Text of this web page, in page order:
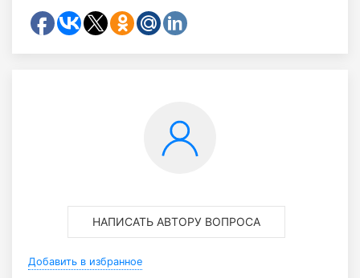
НАПИСАТЬ АВТОРУ ВОПРОСА
Добавить в избранное